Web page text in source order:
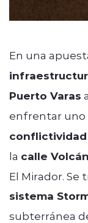
En una
Puerto Varas
enfrentar uno
la calle
El Mirador.
sistema
subterránea